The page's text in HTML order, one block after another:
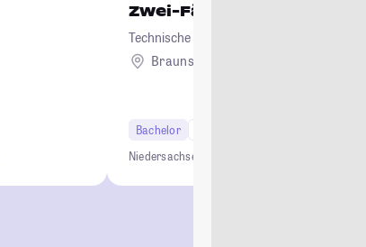
Zwei-Fächer-Bachelor
Technische Universität Braunschweig
Braunschweig
Bachelor
Niedersachsen